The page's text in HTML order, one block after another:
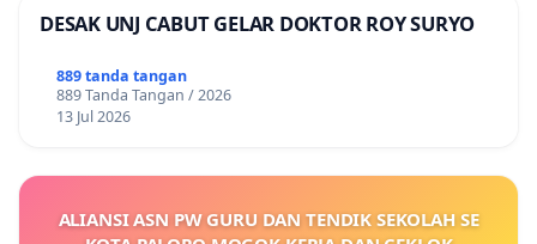
DESAK UNJ CABUT GELAR DOKTOR ROY SURYO
889 tanda tangan
889 Tanda Tangan / 2026
13 Jul 2026
ALIANSI ASN PW GURU DAN TENDIK SEKOLAH SE